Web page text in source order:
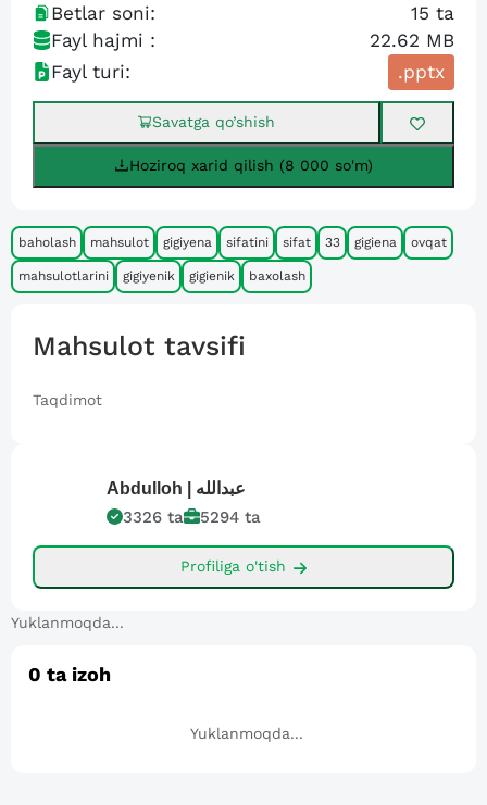
Betlar soni:
15 ta
Fayl hajmi :
22.62 MB
Fayl turi:
.pptx
Savatga qo’shish
Hoziroq xarid qilish (8 000 so'm)
baholash mahsulot gigiyena sifatini sifat 33 gigiena ovqat
mahsulotlarini gigiyenik gigienik baxolash
Mahsulot tavsifi
Taqdimot
Abdulloh | عبدالله
3326 ta 5294 ta
Profiliga o'tish
Yuklanmoqda...
0 ta izoh
Yuklanmoqda...